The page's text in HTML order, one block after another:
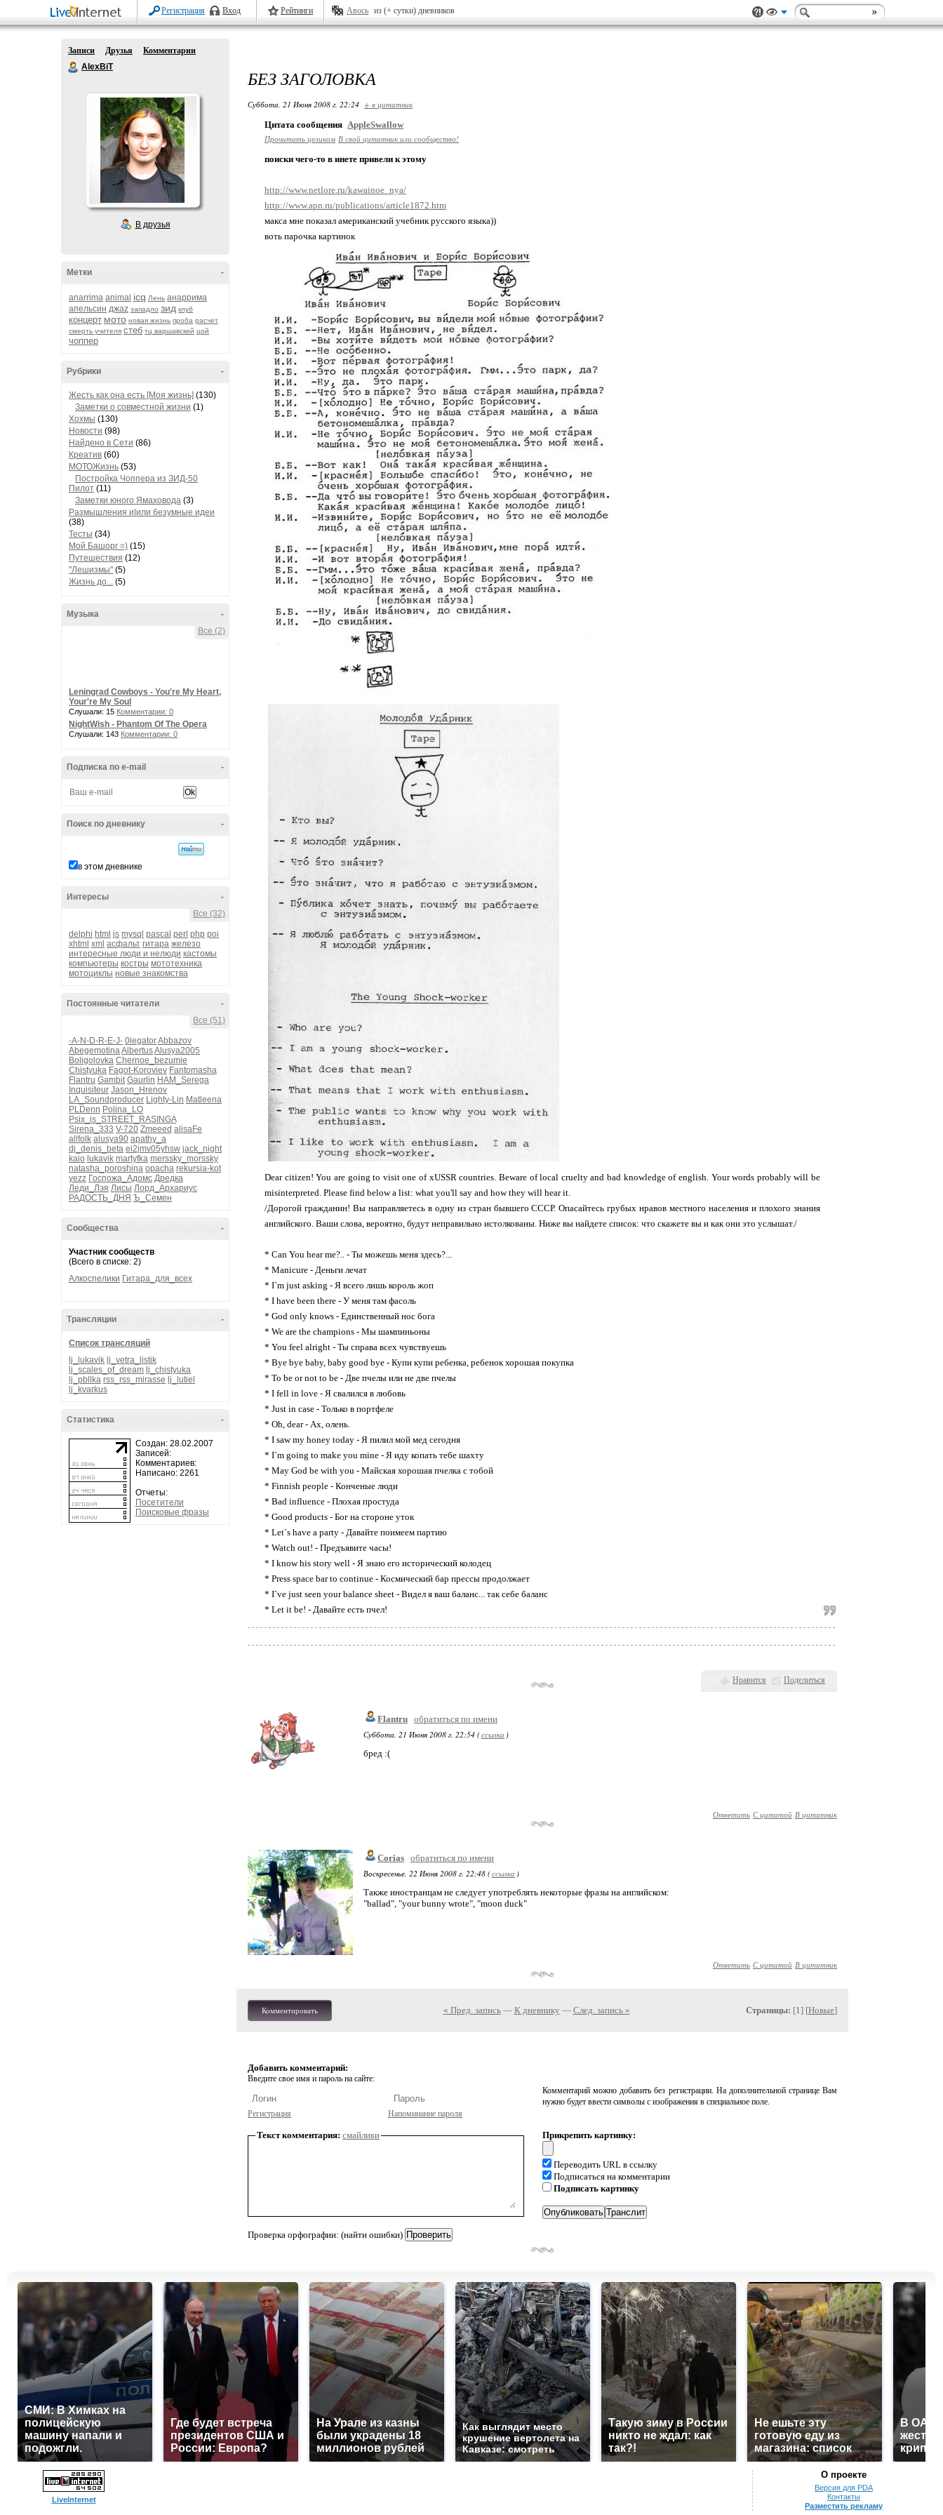
Регистрация Вход Рейтинги Авось из (+ сутки) дневников
Записи Друзья
Комментарии
AlexBiT
В друзья
-
Метки
anarrima animal icq Лень анаррима
апельсин джаz западло зид клуб
концерт мото новая жизнь проба расчет
смерть учителя стеб тц варшавский цой
чоппер
-
Рубрики
Жесть как она есть [Моя жизнь] (130)
Заметки о совместной жизни (1)
Хохмы (130)
Новости (98)
Найдено в Сети (86)
Креатив (60)
МОТОЖизнь (53)
Постройка Чоппера из ЗИД-50
Пилот (11)
Заметки юного Ямаховода (3)
Размышления и|или безумные идеи
(38)
Тесты (34)
Мой Башорг =) (15)
Путешествия (12)
"Лешизмы" (5)
Жизнь до... (5)
-
Музыка
Все (2)
Leningrad Cowboys - You're My Heart,
Your're My Soul
Слушали: 15 Комментарии: 0
NightWish - Phantom Of The Opera
Слушали: 143 Комментарии: 0
-
Подписка по e-mail
-
Поиск по дневнику
в этом дневнике
-
Интересы
Все (32)
delphi html js mysql pascal perl php poi
xhtml xml асфальт гитара железо
интересные люди и нелюди кастомы
компьютеры костры мототехника
мотоциклы новые знакомства
-
Постоянные читатели
Все (51)
-A-N-D-R-E-J- 0legatorAbbazov
AbegemotinaAlbertusAlusya2005
Boligolovka Chernoe_bezumie
Chistyuka Fagot-Koroviev Fantomasha
Flantru Gambit Gaurlin HAM_Serega
Inquisiteur Jason_Hrenov
LA_Soundproducer Lighty-Lin Matleena
PLDenn Polina_LO
Psix_is_STREET_RASINGA
Sirena_333 V-720 Zmeeed alisaFe
allfolk alusya90 apathy_a
dj_denis_beta ei2jmv05yhsw jack_night
kaio lukavik martyfka merssky_morssky
natasha_poroshina opacha rekursia-kot
yezz Госпожа_Адомс Дредка
Леди_Лэя Лисы Лорд_Архариус
РАДОСТЬ_ДНЯ Ъ_Семен
-
Сообщества
Участник сообществ
(Всего в списке: 2)
Алкоспелики Гитара_для_всех
-
Трансляции
Список трансляций
lj_lukavik lj_vetra_listik
lj_scales_of_dream lj_chistyuka
lj_pbllka rss_rss_mirasse lj_lutiel
lj_kvarkus
-
Статистика
Создан: 28.02.2007
Записей:
Комментариев:
Написано: 2261
Отчеты:
Посетители
Поисковые фразы
БЕЗ ЗАГОЛОВКА
Суббота, 21 Июня 2008 г. 22:24 + в цитатник
Цитата сообщения AppleSwallow
Прочитать целиком В свой цитатник или сообщество!
поиски чего-то в инете привели к этому
http://www.netlore.ru/kawainoe_nya/
http://www.apn.ru/publications/article1872.htm
макса мне показал американский учебник русского языка))
воть парочка картинок
Dear citizen! You are going to visit one of xUSSR countries. Beware of local cruelty and bad knowledge of english. Your words probably will be
misinterpreted. Please find below a list: what you'll say and how they will hear it.
/Дорогой гражданин! Вы направляетесь в одну из стран бывшего СССР. Опасайтесь грубых нравов местного населения и плохого знания
английского. Ваши слова, вероятно, будут неправильно истолкованы. Ниже вы найдете список: что скажете вы и как они это услышат./
* Can You hear me?.. - Ты можешь меня здесь?...
* Manicure - Деньги лечат
* I`m just asking - Я всего лишь король жоп
* I have been there - У меня там фасоль
* God only knows - Единственный нос бога
* We are the champions - Мы шампиньоны
* You feel alright - Ты справа всех чувствуешь
* Bye bye baby, baby good bye - Купи купи ребенка, ребенок хорошая покупка
* To be or not to be - Две пчелы или не две пчелы
* I fell in love - Я свалился в любовь
* Just in case - Только в портфеле
* Oh, dear - Ах, олень.
* I saw my honey today - Я пилил мой мед сегодня
* I`m going to make you mine - Я иду копать тебе шахту
* May God be with you - Майская хорошая пчелка с тобой
* Finnish people - Конченые люди
* Bad influence - Плохая простуда
* Good products - Бог на стороне уток
* Let`s have a party - Давайте поимеем партию
* Watch out! - Предъявите часы!
* I know his story well - Я знаю его исторический колодец
* Press space bar to continue - Космический бар прессы продолжает
* I`ve just seen your balance sheet - Видел я ваш баланс... так себе баланс
* Let it be! - Давайте есть пчел!
Нравится Поделиться
Flantru обратиться по имени
Суббота, 21 Июня 2008 г. 22:54 (ссылка )
бред :(
Ответить С цитатой В цитатник
Corias обратиться по имени
Воскресенье, 22 Июня 2008 г. 22:48 (ссылка )
Также иностранцам не следует употреблять некоторые фразы на английском:
"ballad", "your bunny wrote", "moon duck"
Ответить С цитатой В цитатник
Комментировать « Пред. запись— К дневнику — След. запись » Страницы: [1] [Новые]
Добавить комментарий:
Введите свое имя и пароль на сайте:
Регистрация Напоминание пароля
Комментарий можно добавить без регистрации. На дополнительной странице Вам
нужно будет ввести символы с изображения в специальное поле.
Текст комментария: смайлики
Проверка орфографии: (найти ошибки)
Прикрепить картинку:
Переводить URL в ссылку
Подписаться на комментарии
Подписать картинку
СМИ: В Химках на
полицейскую
машину напали и
подожгли.
Где будет встреча
президентов США и
России: Европа?
На Урале из казны
были украдены 18
миллионов рублей
Как выглядит место
крушение вертолета на
Кавказе: смотреть
Такую зиму в России
никто не ждал: как
так?!
Не ешьте эту
готовую еду из
магазина: список
В ОАЭ
LiveInternet
О проекте
Версия для PDA
Контакты
Разместить рекламу